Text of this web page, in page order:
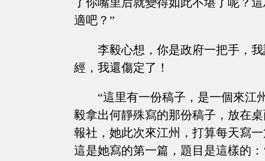
適吧？”
李毅心想，你是政府一把手，
經，我還傷定了！
“這里有一份稿子，是一個來江
毅拿出何靜殊寫的那份稿子，放在
報社，她此次來江州，打算每天寫
這是她寫的第一篇，題目是這樣的